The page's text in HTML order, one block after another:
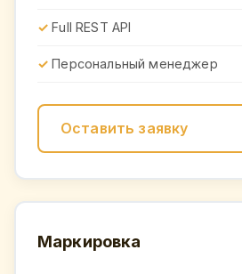
Full REST API
Персональный менеджер
Оставить заявку
Маркировка